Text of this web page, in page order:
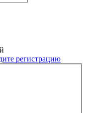
регистрацию